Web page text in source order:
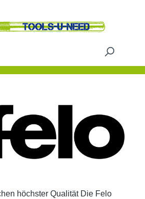
höchster Qualität Die Felo